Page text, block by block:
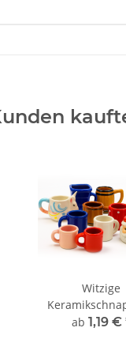
Witzige
für lustige
ab 1,19 €